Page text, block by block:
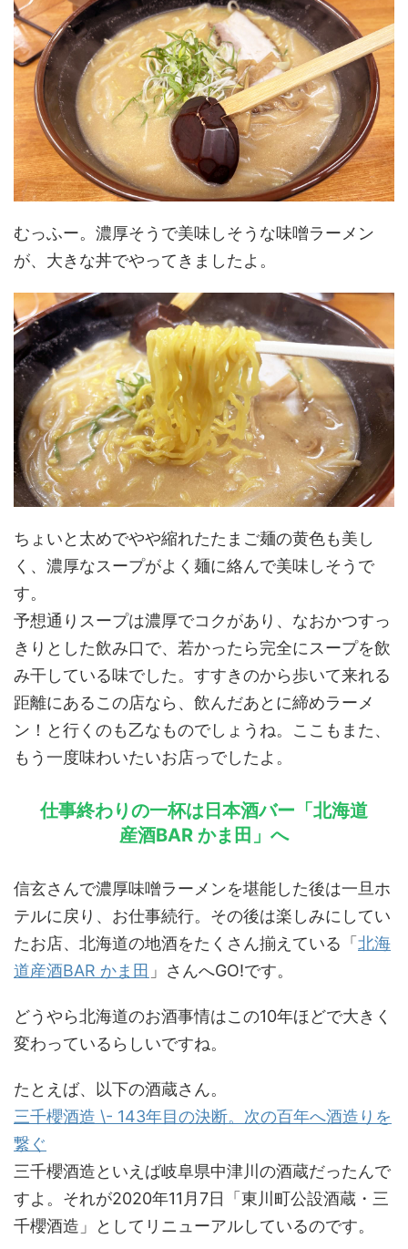
むっふー。濃厚そうで美味しそうな味噌ラーメン
が、大きな丼でやってきましたよ。
ちょいと太めでやや縮れたたまご麺の黄色も美し
く、濃厚なスープがよく麺に絡んで美味しそうで
す。
予想通りスープは濃厚でコクがあり、なおかつすっ
きりとした飲み口で、若かったら完全にスープを飲
み干している味でした。すすきのから歩いて来れる
距離にあるこの店なら、飲んだあとに締めラーメ
ン！と行くのも乙なものでしょうね。ここもまた、
もう一度味わいたいお店っでしたよ。
仕事終わりの一杯は日本酒バー「北海道
産酒BAR かま田」へ
信玄さんで濃厚味噌ラーメンを堪能した後は一旦ホ
テルに戻り、お仕事続行。その後は楽しみにしてい
たお店、北海道の地酒をたくさん揃えている「北海
道産酒BAR かま田 」さんへGO!です。
どうやら北海道のお酒事情はこの10年ほどで大きく
変わっているらしいですね。
たとえば、以下の酒蔵さん。
三千櫻酒造 \- 143年目の決断。次の百年へ酒造りを
繋ぐ
三千櫻酒造といえば岐阜県中津川の酒蔵だったんで
すよ。それが2020年11月7日「東川町公設酒蔵・三
千櫻酒造」としてリニューアルしているのです。